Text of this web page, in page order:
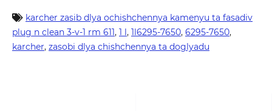
karcher zasib dlya ochishchennya kamenyu ta fasadiv
plug n clean 3-v-1 rm 611, 1 l, 1l6295-7650, 6295-7650,
karcher, zasobi dlya chishchennya ta doglyadu